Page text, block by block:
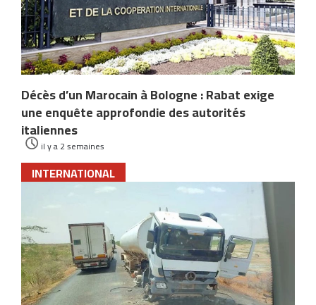
Décès d’un Marocain à Bologne : Rabat exige
une enquête approfondie des autorités
italiennes
il y a 2 semaines
INTERNATIONAL